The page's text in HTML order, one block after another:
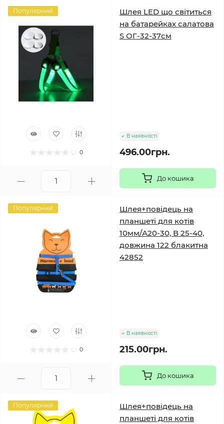
Популярний
0
Шлея LED що світиться
на батарейках салатова
S ОГ-32-37см
В наявності
496.00грн.
До кошика
Популярний
0
Шлея+повідець на
планшеті для котів
10мм/А20-30, В 25-40,
довжина 122 блакитна
42852
В наявності
215.00грн.
До кошика
Популярний
Шлея+повідець на
планшеті для котів